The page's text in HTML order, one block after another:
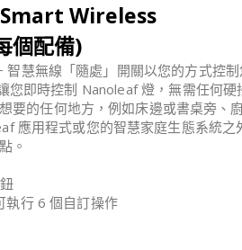
Wireless
個配備)
慧無線「隨處」開關以您的方式控制
即時控制 Nanoleaf 燈，無需任何硬
要的任何地方，例如床邊或書桌旁、
應用程式或您的智慧家庭生態系統之
。
執行 6 個自訂操作